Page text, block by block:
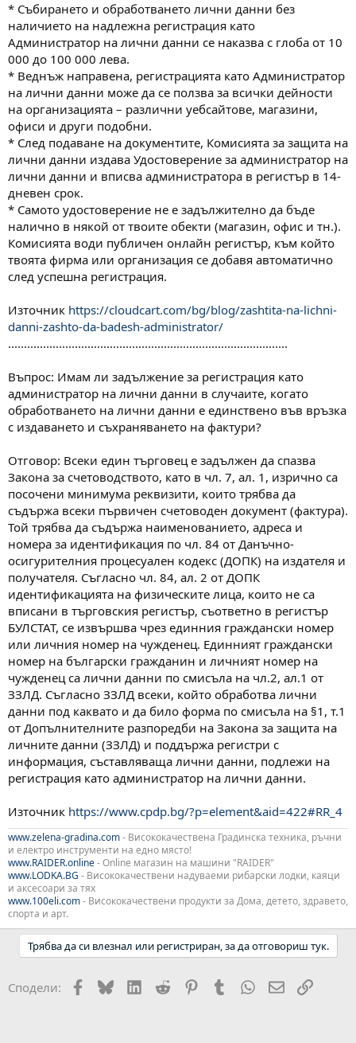
* Събирането и обработването лични данни без
наличието на надлежна регистрация като
Администратор на лични данни се наказва с глоба от 10
000 до 100 000 лева.
* Веднъж направена, регистрацията като Администратор
на лични данни може да се ползва за всички дейности
на организацията – различни уебсайтове, магазини,
офиси и други подобни.
* След подаване на документите, Комисията за защита на
лични данни издава Удостоверение за администратор на
лични данни и вписва администратора в регистър в 14-
дневен срок.
* Самото удостоверение не е задължително да бъде
налично в някой от твоите обекти (магазин, офис и тн.).
Комисията води публичен онлайн регистър, към който
твоята фирма или организация се добавя автоматично
след успешна регистрация.
Източник https://cloudcart.com/bg/blog/zashtita-na-lichni-
danni-zashto-da-badesh-administrator/
........................................................................................
Въпрос: Имам ли задължение за регистрация като
администратор на лични данни в случаите, когато
обработването на лични данни е единствено във връзка
с издаването и съхраняването на фактури?
Отговор: Всеки един търговец е задължен да спазва
Закона за счетоводството, като в чл. 7, ал. 1, изрично са
посочени минимума реквизити, които трябва да
съдържа всеки първичен счетоводен документ (фактура).
Той трябва да съдържа наименованието, адреса и
номера за идентификация по чл. 84 от Данъчно-
осигурителния процесуален кодекс (ДОПК) на издателя и
получателя. Съгласно чл. 84, ал. 2 от ДОПК
идентификацията на физическите лица, които не са
вписани в търговския регистър, съответно в регистър
БУЛСТАТ, се извършва чрез единния граждански номер
или личния номер на чужденец. Единният граждански
номер на български гражданин и личният номер на
чужденец са лични данни по смисъла на чл.2, ал.1 от
ЗЗЛД. Съгласно ЗЗЛД всеки, който обработва лични
данни под каквато и да било форма по смисъла на §1, т.1
от Допълнителните разпоредби на Закона за защита на
личните данни (ЗЗЛД) и поддържа регистри с
информация, съставляваща лични данни, подлежи на
регистрация като администратор на лични данни.
Източник https://www.cpdp.bg/?p=element&aid=422#RR_4
www.zelena-gradina.com- Висококачествена Градинска техника, ръчни
и електро инструменти на едно място!
www.RAIDER.online- Online магазин на машини "RAIDER"
www.LODKA.BG - Висококачествени надуваеми рибарски лодки, каяци
и аксесоари за тях
www.100eli.com- Висококачествени продукти за Дома, детето, здравето,
спорта и арт.
Трябва да си влезнал или регистриран, за да отговориш тук.
Сподели: Facebook
BlueskyLinkedIn
Reddit PinterestTumblr WhatsApp
EmailLink